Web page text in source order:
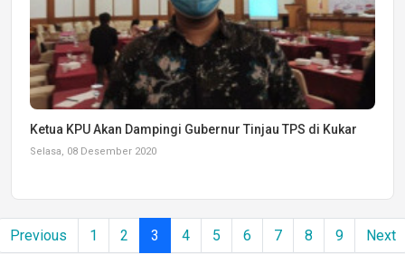
Ketua KPU Akan Dampingi Gubernur Tinjau TPS di Kukar
Selasa, 08 Desember 2020
Previous 1 2 3 4 5 6 7 8 9 Next